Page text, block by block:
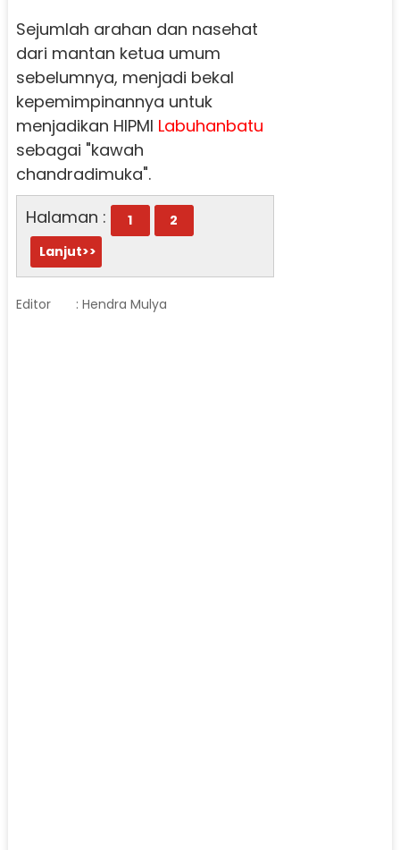
Sejumlah arahan dan nasehat
dari mantan ketua umum
sebelumnya, menjadi bekal
kepemimpinannya untuk
menjadikan HIPMI Labuhanbatu
sebagai "kawah
chandradimuka".
Halaman :
1
2
Lanjut>>
Editor : Hendra Mulya